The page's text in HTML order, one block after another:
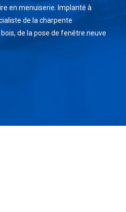
en menuiserie. Implanté à
de la charpente
de la pose de fenêtre neuve